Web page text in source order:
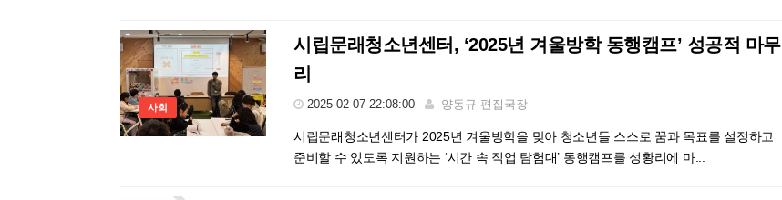
사회
시립문래청소년센터, ‘2025년 겨울방학 동행캠프’ 성공적 마무
리
2025-02-07 22:08:00 양동규 편집국장
시립문래청소년센터가 2025년 겨울방학을 맞아 청소년들 스스로 꿈과 목표를 설정하고
준비할 수 있도록 지원하는 ‘시간 속 직업 탐험대’ 동행캠프를 성황리에 마...